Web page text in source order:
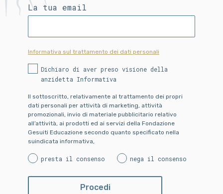
La tua email
Informativa sul trattamento dei dati personali
Dichiaro di aver preso visione della
anzidetta Informativa
Il sottoscritto, relativamente al trattamento dei propri
dati personali per attività di marketing, attività
promozionali, invio di materiale pubblicitario relativo
all’attività, ai prodotti ed ai servizi della Fondazione
Gesuiti Educazione secondo quanto specificato nella
suindicata informativa,
presta il consenso nega il consenso